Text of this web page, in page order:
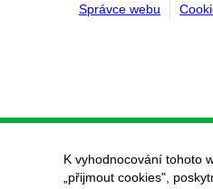
Správce webu
K vyhodnocování tohoto
„přijmout cookies",